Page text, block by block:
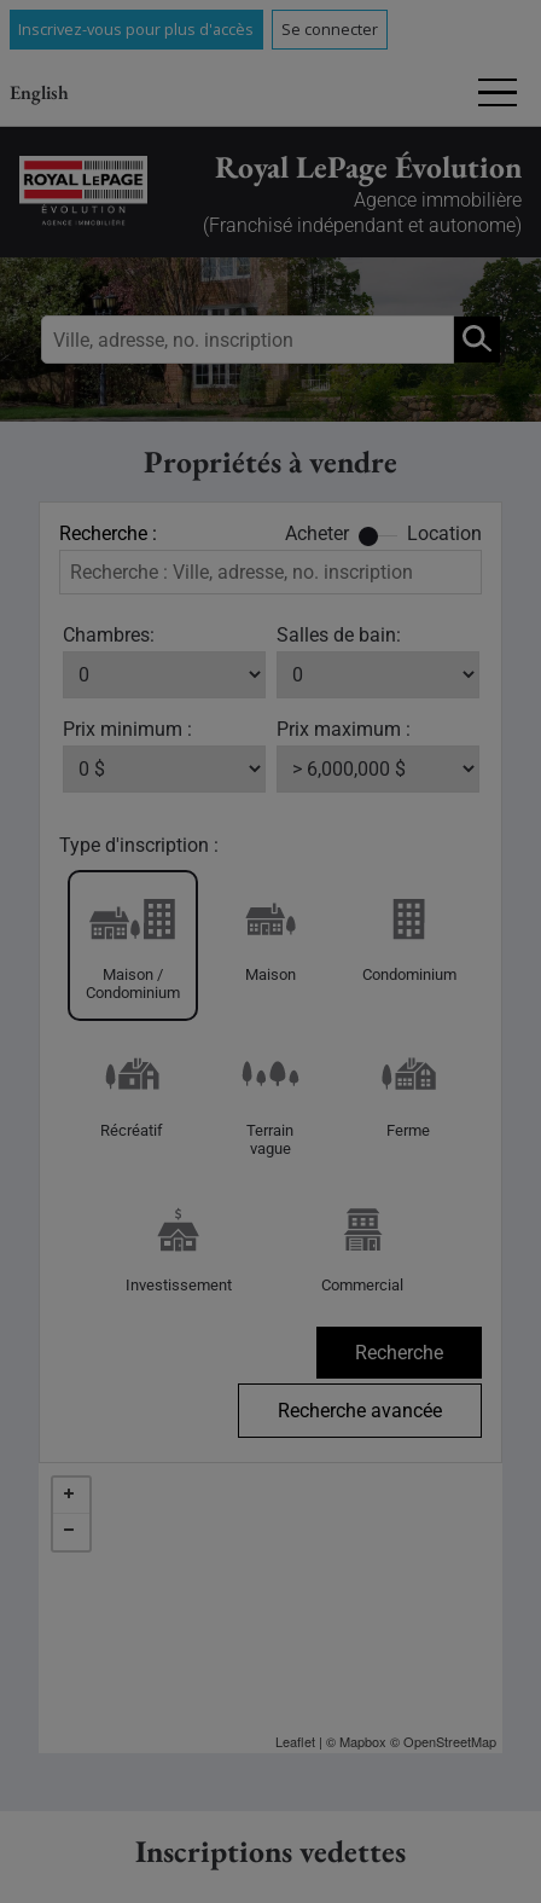
Inscrivez-vous pour plus d'accès Se connecter
English
Royal LePage Évolution
Agence immobilière
(Franchisé indépendant et autonome)
Propriétés à vendre
Recherche : Acheter Location
Chambres: Salles de bain:
Prix minimum : Prix maximum :
Type d'inscription :
Maison /
Condominium
Maison Condominium
Récréatif
Terrain
vague
Ferme
Investissement Commercial
Leaflet | © Mapbox ©OpenStreetMap
Inscriptions vedettes